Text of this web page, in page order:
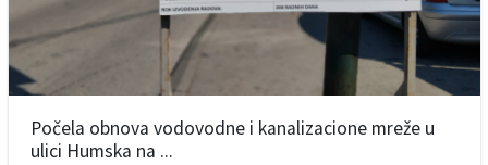
Počela obnova vodovodne i kanalizacione mreže u
ulici Humska na ...